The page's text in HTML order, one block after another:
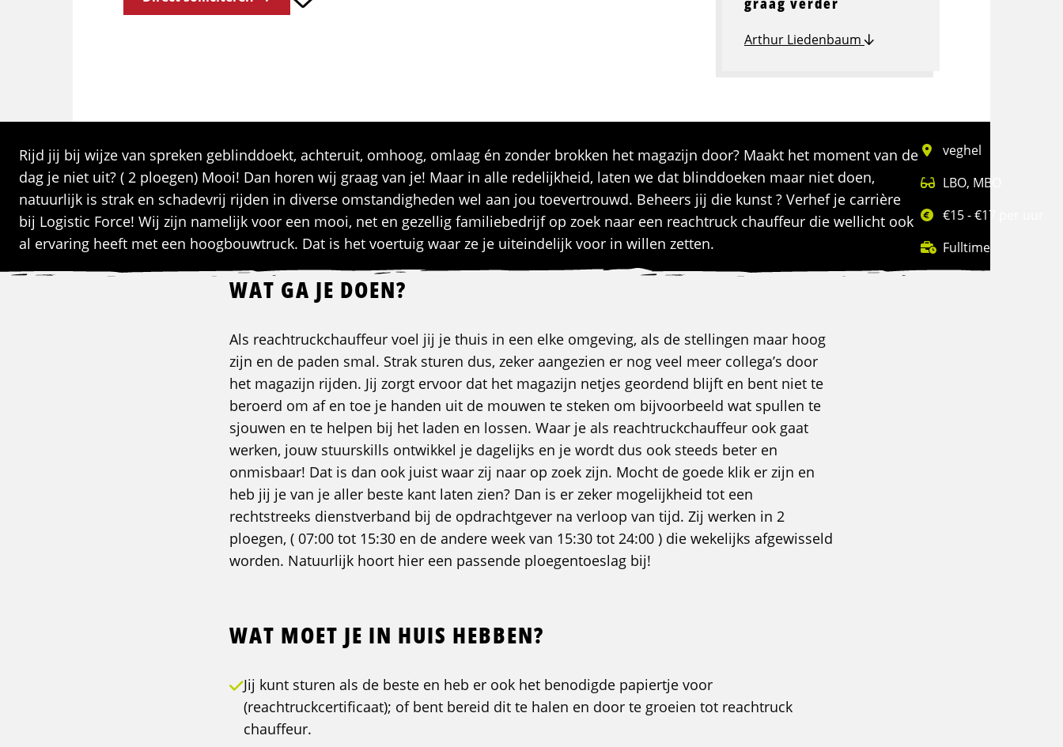
Arthur Liedenbaum
Rijd jij bij wijze van spreken geblinddoekt, achteruit, omhoog, omlaag én zonder brokken het magazijn door? Maakt het moment van de
dag je niet uit? ( 2 ploegen) Mooi! Dan horen wij graag van je! Maar in alle redelijkheid, laten we dat blinddoeken maar niet doen,
natuurlijk is strak en schadevrij rijden in diverse omstandigheden wel aan jou toevertrouwd. Beheers jij die kunst ? Verhef je carrière
bij Logistic Force! Wij zijn namelijk voor een mooi, net en gezellig familiebedrijf op zoek naar een reachtruck chauffeur die wellicht ook
al ervaring heeft met een hoogbouwtruck. Dat is het voertuig waar ze je uiteindelijk voor in willen zetten.
veghel
LBO, MBO
€15 - €17 per uur
Fulltime
WAT GA JE DOEN?
Als reachtruckchauffeur voel jij je thuis in een elke omgeving, als de stellingen maar hoog
zijn en de paden smal. Strak sturen dus, zeker aangezien er nog veel meer collega’s door
het magazijn rijden. Jij zorgt ervoor dat het magazijn netjes geordend blijft en bent niet te
beroerd om af en toe je handen uit de mouwen te steken om bijvoorbeeld wat spullen te
sjouwen en te helpen bij het laden en lossen. Waar je als reachtruckchauffeur ook gaat
werken, jouw stuurskills ontwikkel je dagelijks en je wordt dus ook steeds beter en
onmisbaar! Dat is dan ook juist waar zij naar op zoek zijn. Mocht de goede klik er zijn en
heb jij je van je aller beste kant laten zien? Dan is er zeker mogelijkheid tot een
rechtstreeks dienstverband bij de opdrachtgever na verloop van tijd. Zij werken in 2
ploegen, ( 07:00 tot 15:30 en de andere week van 15:30 tot 24:00 ) die wekelijks afgewisseld
worden. Natuurlijk hoort hier een passende ploegentoeslag bij!
WAT MOET JE IN HUIS HEBBEN?
Jij kunt sturen als de beste en heb er ook het benodigde papiertje voor
(reachtruckcertificaat); of bent bereid dit te halen en door te groeien tot reachtruck
chauffeur.